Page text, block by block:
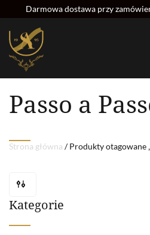
Darmowa dostawa przy
Strona główna
Passo a
Strona główna / Produkty otagowane
Kategorie